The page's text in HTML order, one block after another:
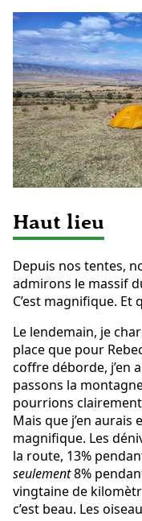
Haut lieu
Depuis nos tentes,
admirons le massif
C’est magnifique.
Le lendemain, je
place que pour
coffre déborde, j’en
passons la
pourrions
Mais que j’en aurais
magnifique. Les
la route, 13%
seulement8%
vingtaine de
c’est beau. Les